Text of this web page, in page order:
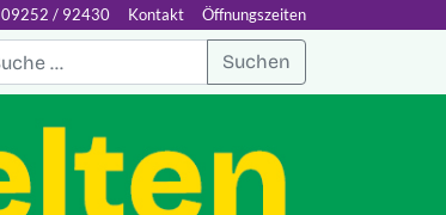
09252 / 92430 Kontakt Öffnungszeiten
Suchen